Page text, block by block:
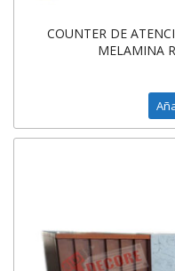
COUNTER DE
MELAMINA